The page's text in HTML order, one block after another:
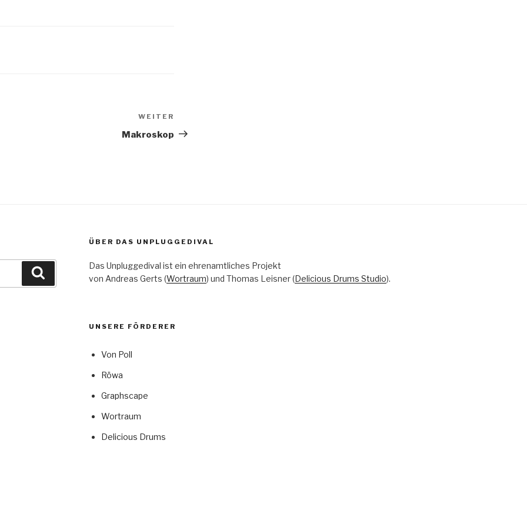
Beitrag
WEITER
Makroskop
ÜBER DAS UNPLUGGEDIVAL
Das Unpluggedival ist ein ehrenamtliches Projekt
von Andreas Gerts (Wortraum) und Thomas Leisner (Delicious Drums Studio).
UNSERE FÖRDERER
Von Poll
Röwa
Graphscape
Wortraum
Delicious Drums